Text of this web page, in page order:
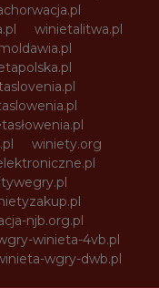
winietalitwa.pl
winiety.org
njb.org.pl
winieta-4vb.pl
wgry-dwb.pl